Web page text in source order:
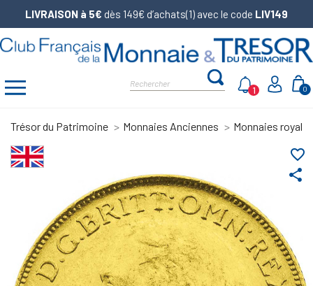
LIVRAISON à 5€ dès 149€ d’achats(1) avec le code LIV149
0
1
Trésor du Patrimoine Monnaies Anciennes Monnaies royales
share
favorite_border